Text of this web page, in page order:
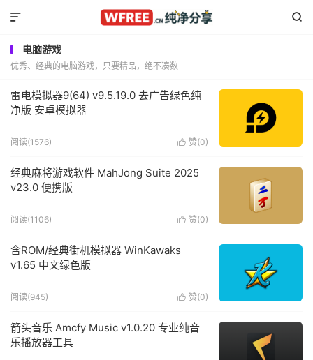


电脑游戏
优秀、经典的电脑游戏，只要精品，绝不凑数
雷电模拟器9(64) v9.5.19.0 去广告绿色纯
净版 安卓模拟器
 赞(0)
阅读(1576)
经典麻将游戏软件 MahJong Suite 2025
v23.0 便携版
 赞(0)
阅读(1106)
含ROM/经典街机模拟器 WinKawaks
v1.65 中文绿色版
 赞(0)
阅读(945)
箭头音乐 Amcfy Music v1.0.20 专业纯音
乐播放器工具